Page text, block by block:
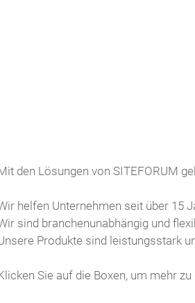
den Lösungen von SITEFORUM
helfen Unternehmen seit über 15
sind branchenunabhängig und
Produkte sind leistungsstark
Sie auf die Boxen, um mehr